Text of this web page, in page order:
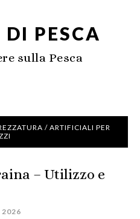
PESCA
sulla Pesca
/ ARTIFICIALI PER
– Utilizzo e
2026